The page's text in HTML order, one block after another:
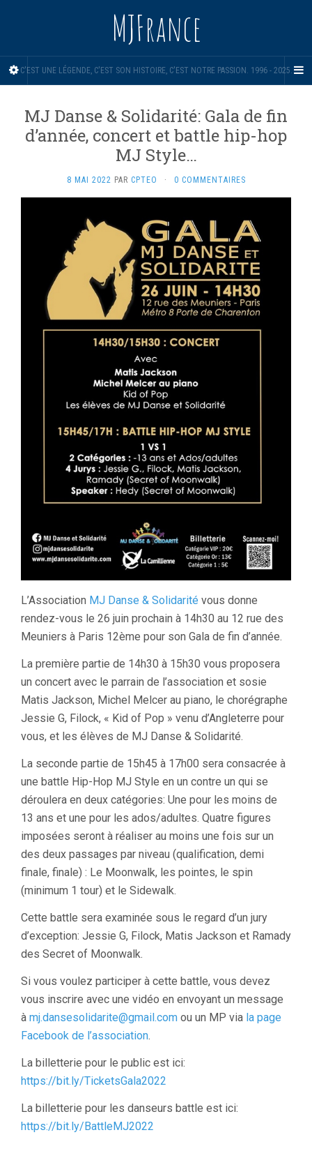
MJFrance
C'EST UNE LÉGENDE, C'EST SON HISTOIRE, C'EST NOTRE PASSION. 1996 - 2025.
MJ Danse & Solidarité: Gala de fin
d’année, concert et battle hip-hop
MJ Style…
8 MAI 2022 PAR CPTEO · 0 COMMENTAIRES
L’Association MJ Danse & Solidarité vous donne
rendez-vous le 26 juin prochain à 14h30 au 12 rue des
Meuniers à Paris 12ème pour son Gala de fin d’année.
La première partie de 14h30 à 15h30 vous proposera
un concert avec le parrain de l’association et sosie
Matis Jackson, Michel Melcer au piano, le chorégraphe
Jessie G, Filock, « Kid of Pop » venu d’Angleterre pour
vous, et les élèves de MJ Danse & Solidarité.
La seconde partie de 15h45 à 17h00 sera consacrée à
une battle Hip-Hop MJ Style en un contre un qui se
déroulera en deux catégories: Une pour les moins de
13 ans et une pour les ados/adultes. Quatre figures
imposées seront à réaliser au moins une fois sur un
des deux passages par niveau (qualification, demi
finale, finale) : Le Moonwalk, les pointes, le spin
(minimum 1 tour) et le Sidewalk.
Cette battle sera examinée sous le regard d’un jury
d’exception: Jessie G, Filock, Matis Jackson et Ramady
des Secret of Moonwalk.
Si vous voulez participer à cette battle, vous devez
vous inscrire avec une vidéo en envoyant un message
à mj.dansesolidarite@gmail.com ou un MP via la page
Facebook de l’association.
La billetterie pour le public est ici:
https://bit.ly/TicketsGala2022
La billetterie pour les danseurs battle est ici:
https://bit.ly/BattleMJ2022